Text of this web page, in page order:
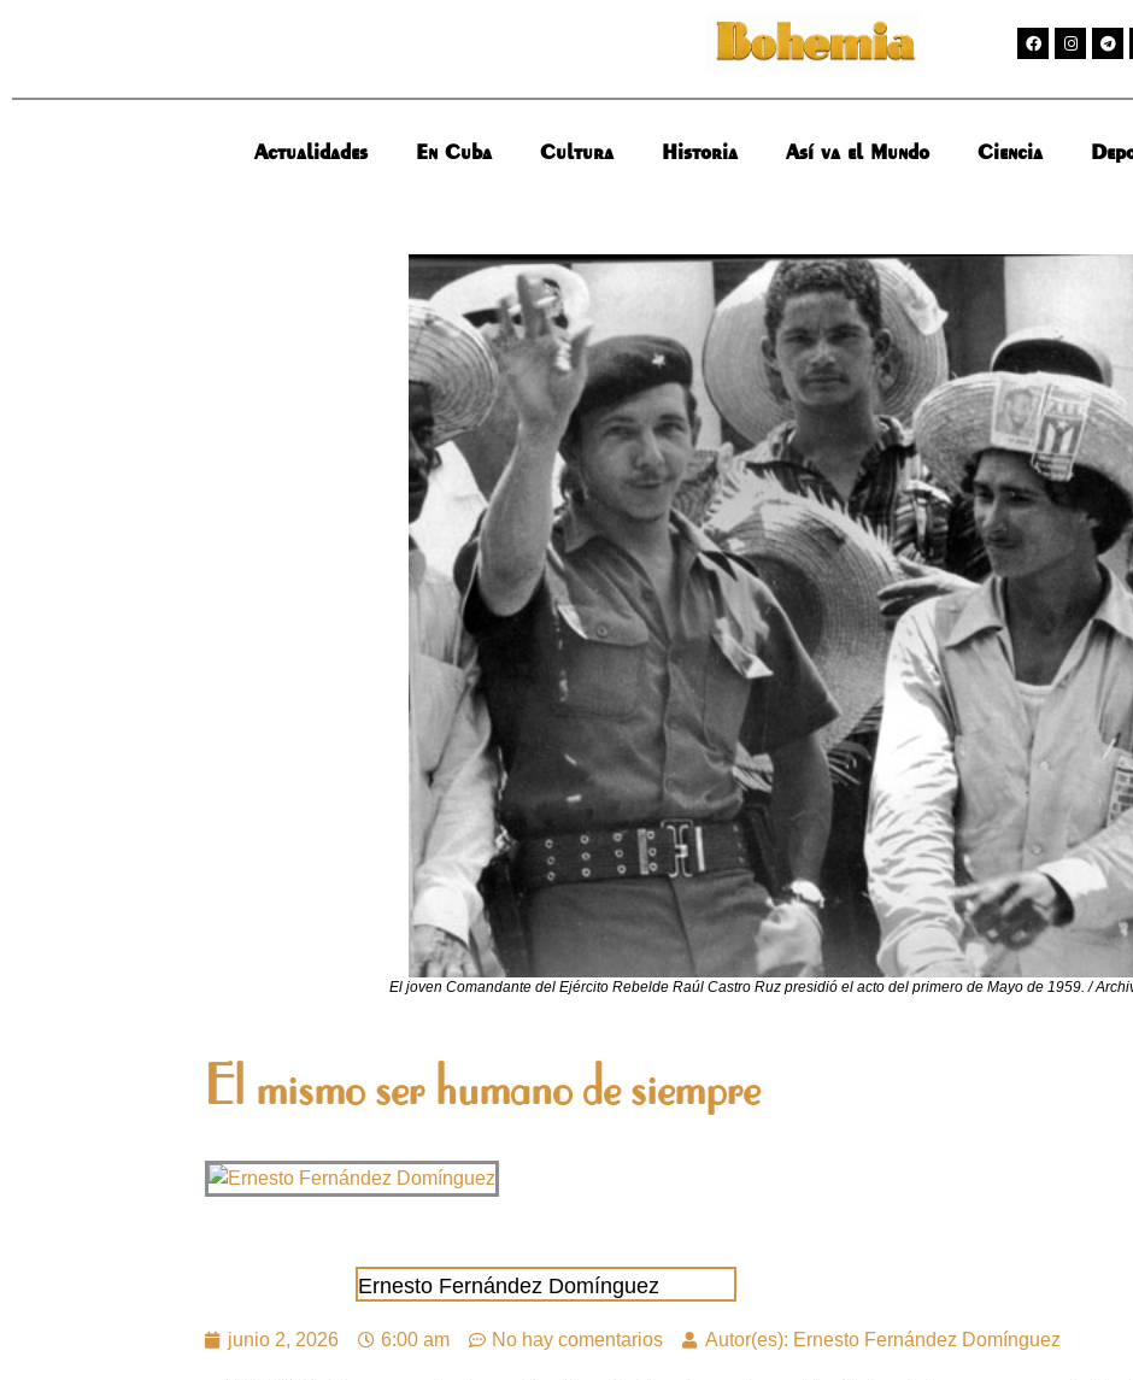
Actualidades En Cuba Cultura Historia Así va el Mundo Ciencia
El joven Comandante del Ejército Rebelde Raúl Castro Ruz presidió el acto del primero de Mayo de 1959. /
El mismo ser humano de siempre
Ernesto Fernández Domínguez
junio 2, 2026 6:00 am No hay comentarios Autor(es): Ernesto Fernández Domínguez